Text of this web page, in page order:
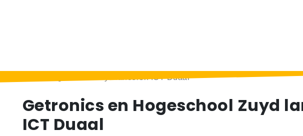
Getronics en Hogeschool Zuyd lanceren ICT Duaal
Getronics en Hogeschool Zuyd
ICT Duaal